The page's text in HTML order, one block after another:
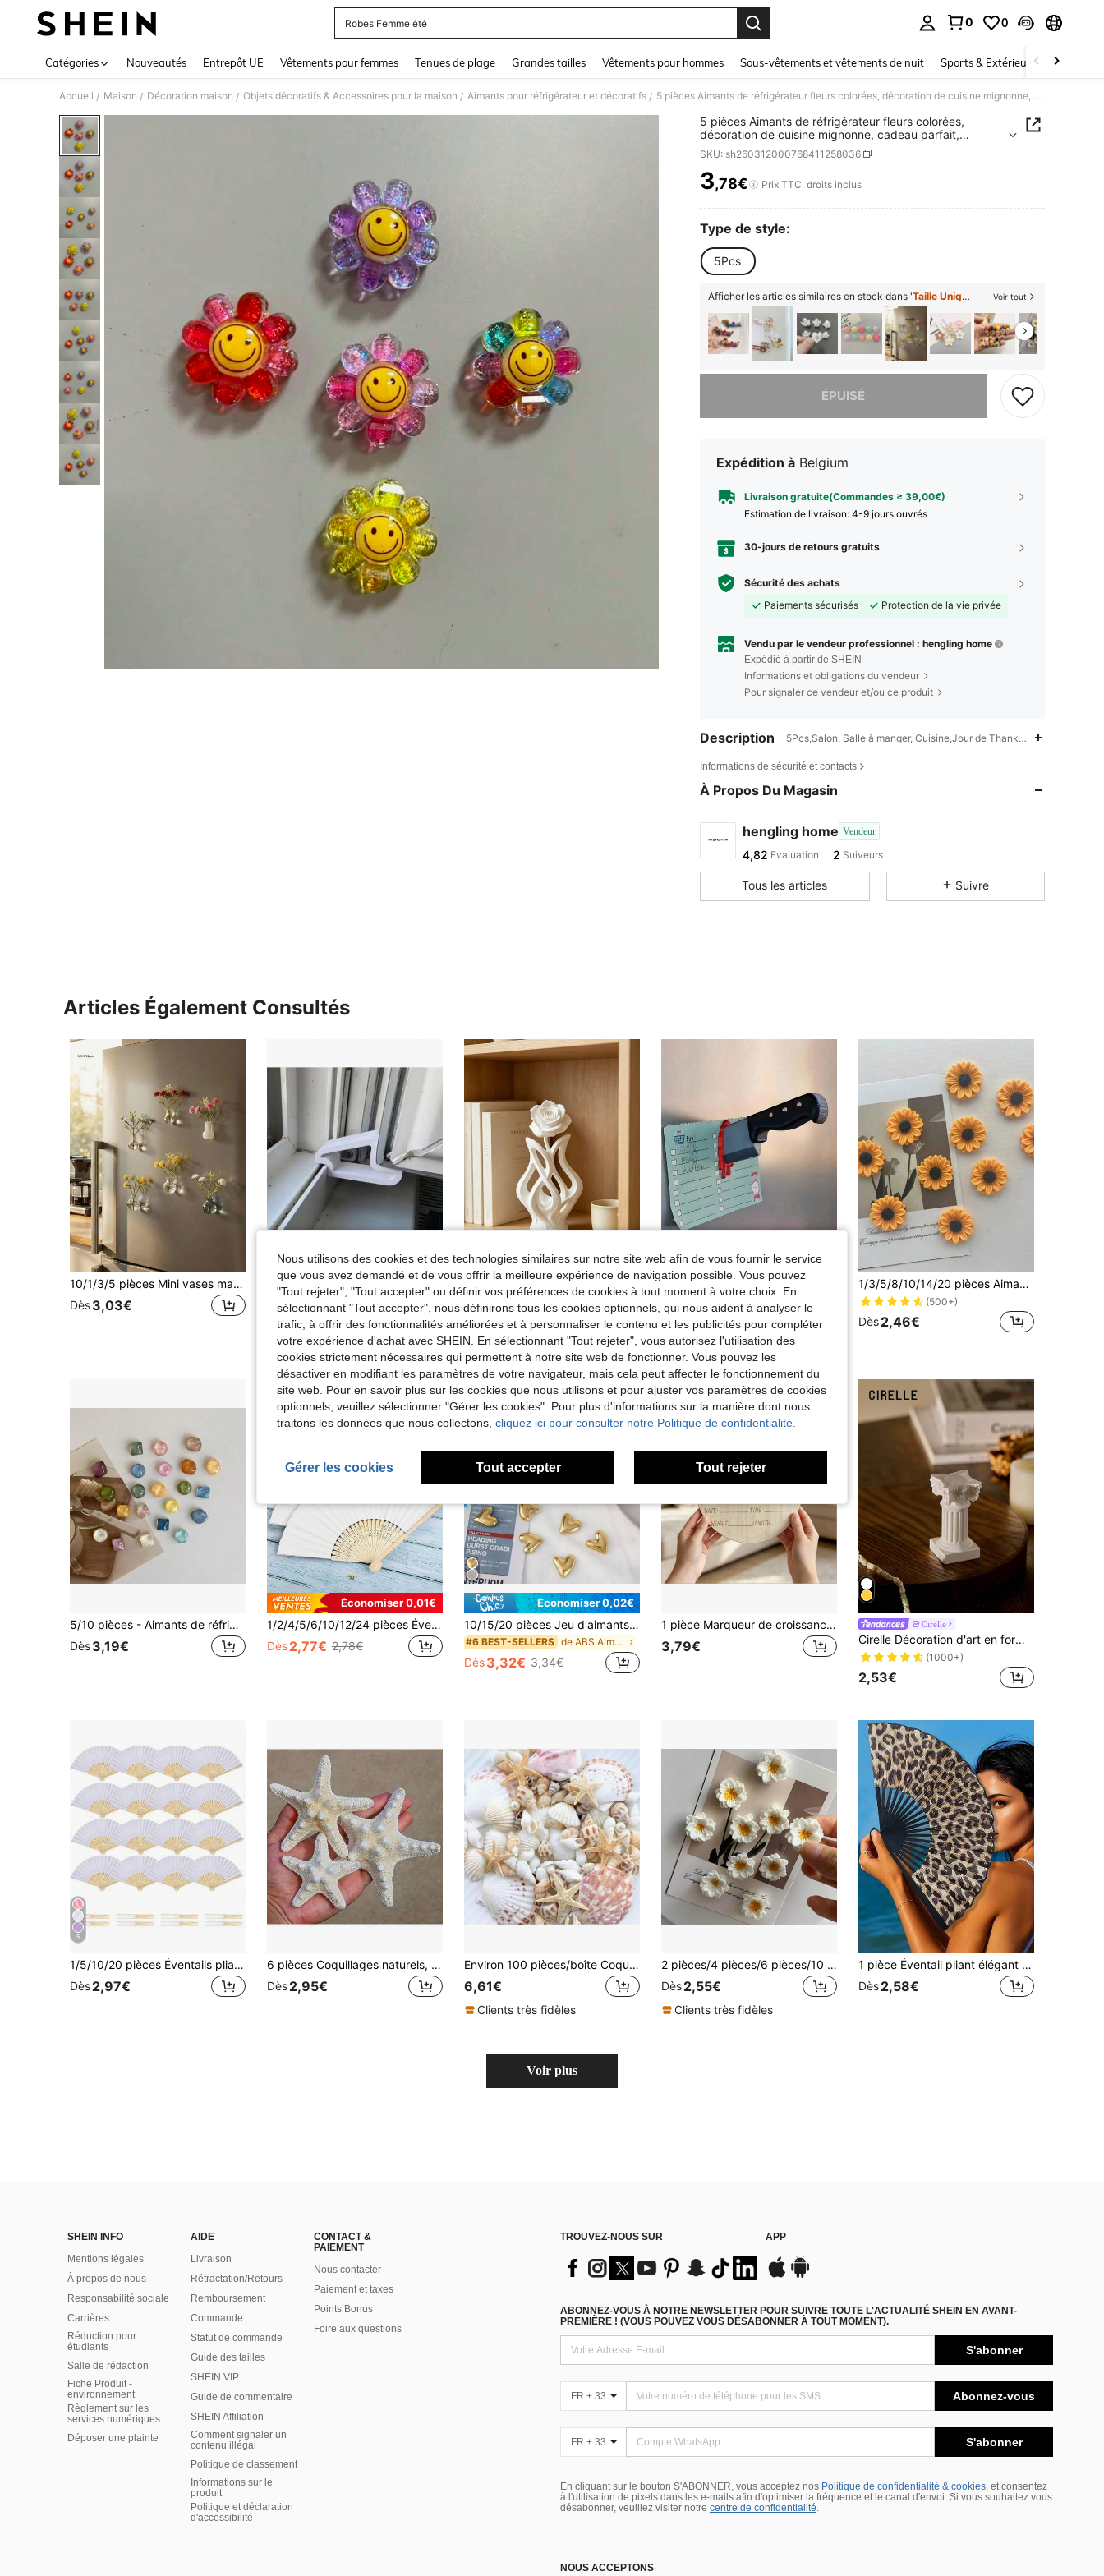
Robes Femme été
0 0
Catégories Nouveautés Entrepôt UE Vêtements pour femmes Tenues de plage Grandes tailles Vêtements pour hommes Sous-vêtements et vêtements de nuit Sports & Extérieur Enfants
Accueil / Maison / Décoration maison / Objets décoratifs & Accessoires pour la maison / Aimants pour réfrigérateur et décoratifs / 5 pièces Aimants de réfrigérateur fleurs colorées, décoration de cuisine mignonne, cadeau parfait, décoration de maison et de vacances, aimants de réfrigérateur
5 pièces Aimants de réfrigérateur fleurs colorées,
décoration de cuisine mignonne, cadeau parfait,
décoration de maison et de vacances, aimants de
réfrigérateur
SKU: sh260312000768411258036
PRICE AND AVAILABILITY
3,78€ Prix TTC, droits inclus
Type de style:
5Pcs
Afficher les articles similaires en stock dans 'Taille Unique Voir tout
ÉPUISÉ
Désolés, ce produit est épuisé.
Expédition à Belgium
Livraison gratuite(Commandes ≥ 39,00€)
Estimation de livraison: 4-9 jours ouvrés
30-jours de retours gratuits
Sécurité des achats
Paiements sécurisés
Protection de la vie privée
Vendu par le vendeur professionnel : hengling home
Expédié à partir de SHEIN
Informations et obligations du vendeur
Pour signaler ce vendeur et/ou ce produit
Description 5Pcs,Salon, Salle à manger, Cuisine,Jour de Thanksgiving, Retour
Informations de sécurité et contacts
À Propos Du Magasin
hengling home Vendeur
4,82 Evaluation 2 Suiveurs
Tous les articles Suivre
Articles Également Consultés
10/1/3/5 pièces Mini vases magnétiques pour réfrigérateur, 10 pièces Mignons petits vases magnétiques décoratifs, Aimants de pots de fleurs réels, Décoration magnétique de plantes amusante et belle, Convient pour les armoires de rangement, les bureaux et les cuisines, Expédié aléatoirement
Dès3,03€
1/4/5/8/12pcs Butées de porte et de fenêtre | Bandes tampons anti-collision durables et ensemble de verrouillage de rail, convenant pour la cloison de balcon, la ventilation et la protection de la vie privée | Installation facile, convenant pour les portes de patio, les chambres, etc. | Cadeau pour la maison
4,38€
Sculpture de rose abstraite - Charmant accent de décoration intérieure et pièce maîtresse de table. Symbole d'amour - Parfait pour les cadeaux d'anniversaire, de mariage et de la Saint-Valentin - Également un choix idéal pour décorer le salon et la chambre à coucher.
3,78€
Dès 3,82€
1/3/5/8/10/14/20 pièces Aimants de réfrigérateur en résine en forme de tournesol amusants, parfaits pour décorer le réfrigérateur de la cuisine, convenant à la cuisine, au salon, au bureau et au tableau d'affichage, peuvent également être utilisés comme cadeau de fête
(500+)
Dès2,46€
5/10 pièces - Aimants de réfrigérateur à effet de vague d'eau, ronds & carrés, autocollants magnétiques décoratifs pour mémo et tableau blanc photo - Autocollants magnétiques décoratifs créatifs, convenant pour la décoration de la maison et les cadeaux, les cadeaux d'anniversaire, les cadeaux de remise des diplômes
Dès3,19€
Économiser 0,01€
1/2/4/5/6/10/12/24 pièces Éventails pliables en papier blanc Bambou Éventails de mariage pliables Éventails à main DIY Artisanat Personnalisables Décoration de fête de baby shower Éventails portables
Dès2,77€ 2,78€
Économiser 0,02€
10/15/20 pièces Jeu d'aimants de réfrigérateur, jolies décorations magnétiques dorées pour la maison, la cuisine, le tableau blanc de bureau, aimants en forme de cœur, convient comme cadeau pour les amis et la famille
#6 BEST-SELLERS de ABS Aimants de réfrigérateur et décoratifs
Dès3,32€ 3,34€
1 pièce Marqueur de croissance et de grossesse en bois - Parfait pour la décoration de chambre et la photographie, comprend le suivi de la date de naissance et du poids, tableau d'annonce de naissance "Bonjour le monde", souvenir en bois avec nom, souvenir de célébration d'anniversaire
3,79€
Cirelle
Cirelle Décoration d'art en forme de colonne romaine, artisanat de décoration blanche pour la décoration de la maison, meilleur cadeau d'anniversaire, de remise des diplômes, confort Rama, maison cosy, cadeau spécial, fournitures de café haut de gamme, cadeaux pour les parents, cadeau d'anniversaire
(1000+)
2,53€
5
1/5/10/20 pièces Éventails pliants en papier rétro, éventails en bambou portables, accessoire d'été parfait pour garder la fraîcheur, choix à la mode pour les fêtes et événements
Dès2,97€
6 pièces Coquillages naturels, spécimens de crevettes mantes, étoiles de mer, décoration de plateforme méditerranéenne, décoration marine pour mur et maison
Dès2,95€
Environ 100 pièces/boîte Coquillages de mer naturels assortis - pour la fabrication de bijoux DIY, la décoration de l'aquarium, la décoration de la salle de bain, les bougies de fête, la décoration de mariage, les projets d'artisanat
6,61€
Clients très fidèles
2 pièces/4 pièces/6 pièces/10 pièces/12 pièces Aimants de réfrigérateur en fleurs de résine fausses, autocollants magnétiques créatifs et mignons pour la maison, la cuisine, le bureau, le tableau blanc, le placard de rangement, le lave-vaisselle, le réfrigérateur. Cadeau idéal pour la fête des mères, Noël, la Saint-Valentin, la remise des diplômes
Dès2,55€
Clients très fidèles
1 pièce Éventail pliant élégant à imprimé léopard en os de bambou avec cadre noir, style princesse mode, léger et portable, éventail à main pour femmes, usage quotidien en été, voyage, plage, cadeau de vacances, essentiel d'été, de plage, de mariage, de voyage, accessoire de plage pour femmes, éventail
Dès2,58€
Voir plus
SHEIN INFO
Mentions légales
À propos de nous
Responsabilité sociale
Carrières
Réduction pour
étudiants
Salle de rédaction
Fiche Produit -
environnement
Règlement sur les
services numériques
Déposer une plainte
AIDE
Livraison
Rétractation/Retours
Remboursement
Commande
Statut de commande
Guide des tailles
SHEIN VIP
Guide de commentaire
SHEIN Affiliation
Comment signaler un
contenu illégal
Politique de classement
Informations sur le
produit
Politique et déclaration
d'accessibilité
CONTACT &
PAIEMENT
Nous contacter
Paiement et taxes
Points Bonus
Foire aux questions
TROUVEZ-NOUS SUR APP
ABONNEZ-VOUS À NOTRE NEWSLETTER POUR SUIVRE TOUTE L'ACTUALITÉ SHEIN EN AVANT-
PREMIÈRE ! (VOUS POUVEZ VOUS DÉSABONNER À TOUT MOMENT).
S'abonner
FR + 33 Abonnez-vous
FR + 33 S'abonner
En cliquant sur le bouton S'ABONNER, vous acceptez nos Politique de confidentialité & cookies, et consentez
à l'utilisation de pixels dans les e-mails afin d'optimiser la fréquence et le canal d'envoi. Si vous souhaitez vous
désabonner, veuillez visiter notre centre de confidentialité.
NOUS ACCEPTONS
Nous utilisons des cookies et des technologies similaires sur notre site web afin de vous fournir le service
que vous avez demandé et de vous offrir la meilleure expérience de navigation possible. Vous pouvez
"Tout rejeter", "Tout accepter" ou définir vos préférences de cookies à tout moment à votre choix. En
sélectionnant "Tout accepter", nous définirons tous les cookies optionnels, qui nous aident à analyser le
trafic, à offrir des fonctionnalités améliorées et à personnaliser le contenu et les publicités pour compléter
votre expérience d'achat avec SHEIN. En sélectionnant "Tout rejeter", vous autorisez l'utilisation des
cookies strictement nécessaires qui permettent à notre site web de fonctionner. Vous pouvez les
désactiver en modifiant les paramètres de votre navigateur, mais cela peut affecter le fonctionnement du
site web. Pour en savoir plus sur les cookies que nous utilisons et pour ajuster vos paramètres de cookies
optionnels, veuillez sélectionner "Gérer les cookies". Pour plus d'informations sur la manière dont nous
traitons les données que nous collectons, cliquez ici pour consulter notre Politique de confidentialité.
Gérer les cookies Tout accepter Tout rejeter